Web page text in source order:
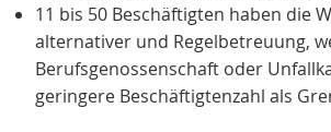
11 bis 50 Beschäftigten haben die
alternativer und Regelbetreuung,
Berufsgenossenschaft oder
geringere Beschäftigtenzahl als